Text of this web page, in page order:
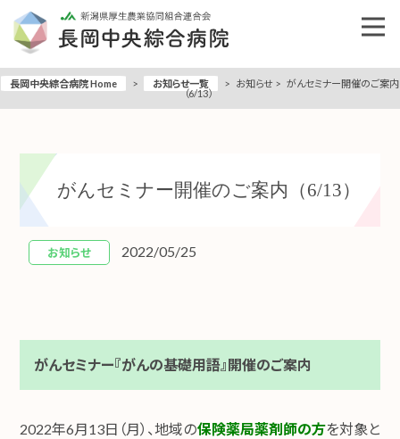
長岡中央綜合病院 Home > お知らせ一覧 > お知らせ > がんセミナー開催のご案内
（6/13）
がんセミナー開催のご案内（6/13）
お知らせ 2022/05/25
がんセミナー『がんの基礎用語』開催のご案内
2022年6月13日（月）、地域の保険薬局薬剤師の方を対象と